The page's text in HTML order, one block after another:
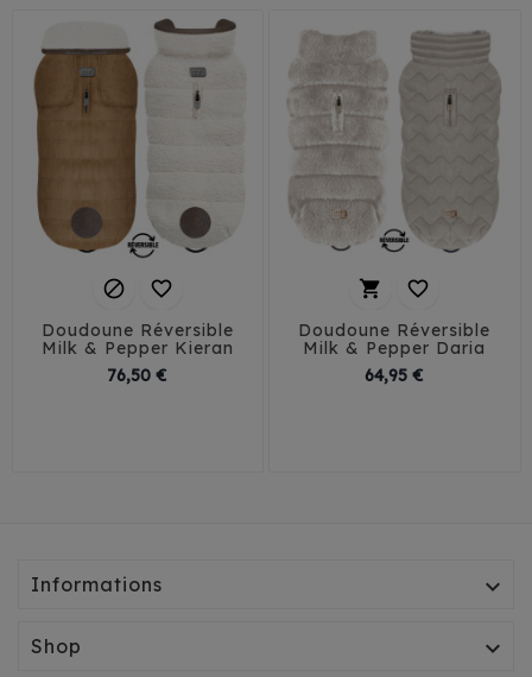
 
Doudoune Réversible
Milk & Pepper Kieran
76,50 €
 
Doudoune Réversible
Milk & Pepper Daria
64,95 €
Informations 
Shop 